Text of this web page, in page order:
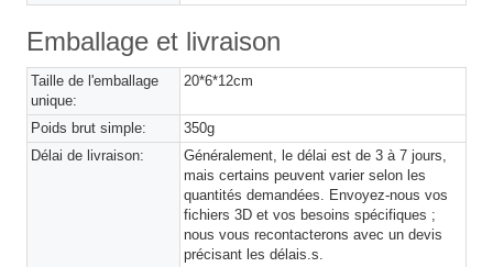
Emballage et livraison
Taille de l'emballage
unique:
20*6*12cm
Poids brut simple:
350g
Délai de livraison:
Généralement, le délai est de 3 à 7 jours,
mais certains peuvent varier selon les
quantités demandées. Envoyez-nous vos
fichiers 3D et vos besoins spécifiques ;
nous vous recontacterons avec un devis
précisant les délais.s.